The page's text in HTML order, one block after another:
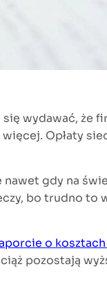
się wydawać, że
Opłaty
nawet gdy na
bo trudno to
o
pozostają